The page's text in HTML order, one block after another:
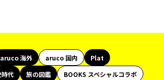
aruco 海外 aruco 国内
Plat
時代 旅の図鑑
BOOKS スペシャルコラボ